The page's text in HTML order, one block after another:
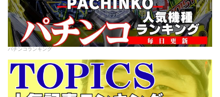
パチンコランキング